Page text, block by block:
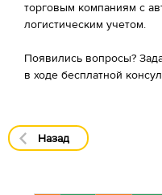
торговым компаниям с
логистическим учетом.
Появились вопросы?
в ходе бесплатной
Назад